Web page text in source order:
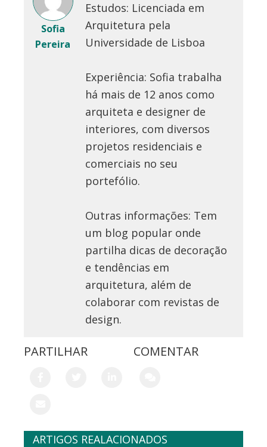
Sofia
Pereira
Estudos: Licenciada em
Arquitetura pela
Universidade de Lisboa
Experiência: Sofia trabalha
há mais de 12 anos como
arquiteta e designer de
interiores, com diversos
projetos residenciais e
comerciais no seu
portefólio.
Outras informações: Tem
um blog popular onde
partilha dicas de decoração
e tendências em
arquitetura, além de
colaborar com revistas de
design.
PARTILHAR COMENTAR
ARTIGOS REALACIONADOS